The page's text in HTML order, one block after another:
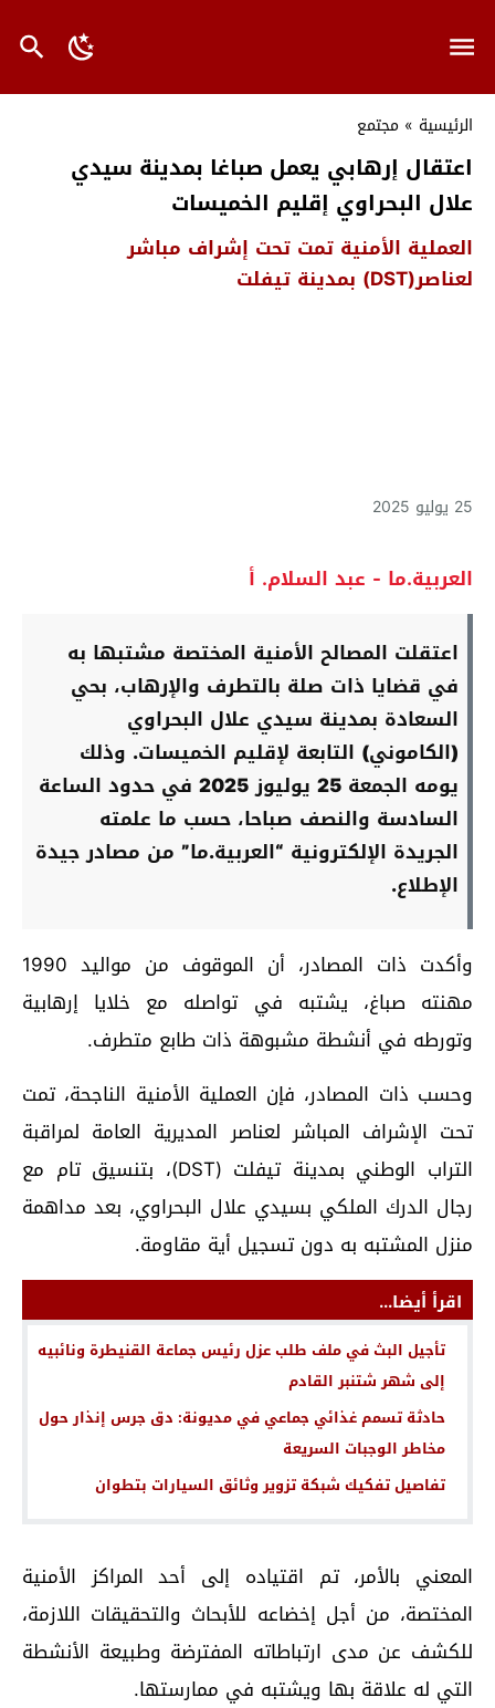
الرئيسية » مجتمع
اعتقال إرهابي يعمل صباغا بمدينة سيدي
علال البحراوي إقليم الخميسات
العملية الأمنية تمت تحت إشراف مباشر
لعناصر(DST) بمدينة تيفلت
25 يوليو 2025
العربية.ما - عبد السلام. أ
اعتقلت المصالح الأمنية المختصة مشتبها به
في قضايا ذات صلة بالتطرف والإرهاب، بحي
السعادة بمدينة سيدي علال البحراوي
(الكاموني) التابعة لإقليم الخميسات. وذلك
يومه الجمعة 25 يوليوز 2025 في حدود الساعة
السادسة والنصف صباحا، حسب ما علمته
الجريدة الإلكترونية “العربية.ما” من مصادر جيدة
الإطلاع.
وأكدت ذات المصادر، أن الموقوف من مواليد 1990
مهنته صباغ، يشتبه في تواصله مع خلايا إرهابية
وتورطه في أنشطة مشبوهة ذات طابع متطرف.
وحسب ذات المصادر، فإن العملية الأمنية الناجحة، تمت
تحت الإشراف المباشر لعناصر المديرية العامة لمراقبة
التراب الوطني بمدينة تيفلت (DST)، بتنسيق تام مع
رجال الدرك الملكي بسيدي علال البحراوي، بعد مداهمة
منزل المشتبه به دون تسجيل أية مقاومة.
اقرأ أيضا...
تأجيل البث في ملف طلب عزل رئيس جماعة القنيطرة ونائبيه
إلى شهر شتنبر القادم
حادثة تسمم غذائي جماعي في مديونة: دق جرس إنذار حول
مخاطر الوجبات السريعة
تفاصيل تفكيك شبكة تزوير وثائق السيارات بتطوان
المعني بالأمر، تم اقتياده إلى أحد المراكز الأمنية
المختصة، من أجل إخضاعه للأبحاث والتحقيقات اللازمة،
للكشف عن مدى ارتباطاته المفترضة وطبيعة الأنشطة
التي له علاقة بها ويشتبه في ممارستها.